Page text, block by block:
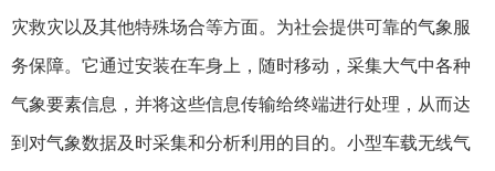
灾救灾以及其他特殊场合等方面。为社会提供可靠的气象服
务保障。它通过安装在车身上，随时移动，采集大气中各种
气象要素信息，并将这些信息传输给终端进行处理，从而达
到对气象数据及时采集和分析利用的目的。小型车载无线气